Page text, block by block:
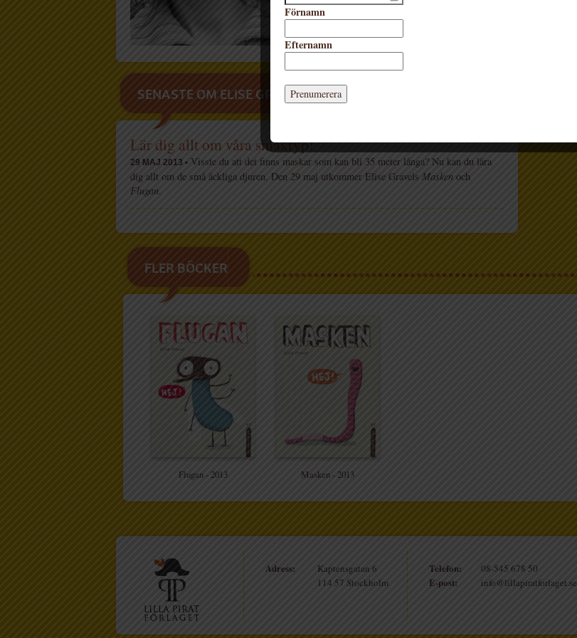
Gravel fakta som barn kan relatera till sin egen
SENASTE OM ELISE GRAVEL
Lär dig allt om våra småkryp!
29 MAJ 2013 • Visste du att det finns maskar som kan bli 35 meter långa? Nu kan du lära
dig allt om de små äckliga djuren. Den 29 maj utkommer Elise Gravels Masken och
Flugan.
FLER BÖCKER
Flugan - 2013 Masken - 2013
Adress:
Kaptensgatan 6
114 57 Stockholm
Telefon: 08-545 678 50
E-post: info@lillapiratforlaget.se
Förnamn
Efternamn